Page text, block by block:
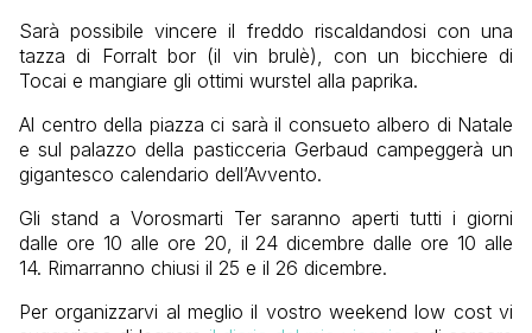
Sarà possibile vincere il freddo riscaldandosi con una
tazza di Forralt bor (il vin brulè), con un bicchiere di
Tocai e mangiare gli ottimi wurstel alla paprika.
Al centro della piazza ci sarà il consueto albero di Natale
e sul palazzo della pasticceria Gerbaud campeggerà un
gigantesco calendario dell’Avvento.
Gli stand a Vorosmarti Ter saranno aperti tutti i giorni
dalle ore 10 alle ore 20, il 24 dicembre dalle ore 10 alle
14. Rimarranno chiusi il 25 e il 26 dicembre.
Per organizzarvi al meglio il vostro weekend low cost vi